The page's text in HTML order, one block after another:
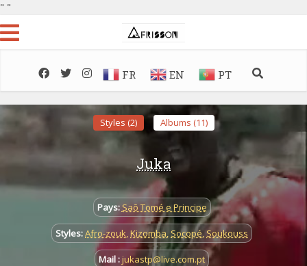
" "
FR EN PT
Styles (2) Albums (11)
Juka
Pays: Saõ Tomé e Principe
Styles:Afro-zouk,Kizomba, Socopé,Soukouss
Mail :jukastp@live.com.pt